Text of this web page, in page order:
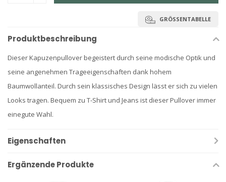
GRÖSSENTABELLE
Produktbeschreibung
Dieser Kapuzenpullover begeistert durch seine modische Optik und
seine angenehmen Trageeigenschaften dank hohem
Baumwollanteil. Durch sein klassisches Design lässt er sich zu vielen
Looks tragen. Bequem zu T-Shirt und Jeans ist dieser Pullover immer
einegute Wahl.
Eigenschaften
Ergänzende Produkte